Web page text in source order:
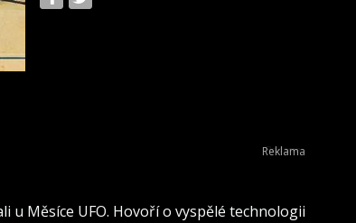
u Měsíce UFO. Hovoří o vyspělé technologii